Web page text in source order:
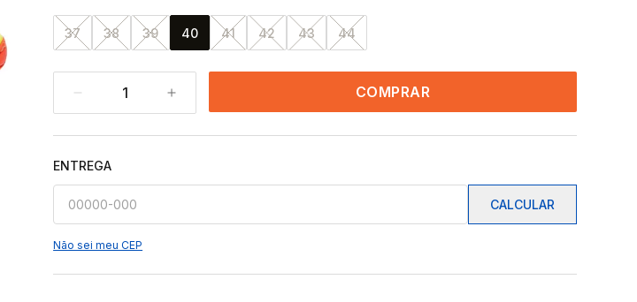
37 38 39 40 41 42 43 44
1 COMPRAR
ENTREGA
CALCULAR
Não sei meu CEP